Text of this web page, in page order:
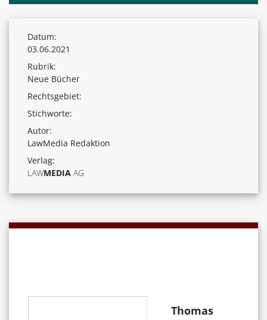
Datum:
03.06.2021
Rubrik:
Neue Bücher
Rechtsgebiet:
Stichworte:
Autor:
LawMedia Redaktion
Verlag:
LAWMEDIA AG
Thomas